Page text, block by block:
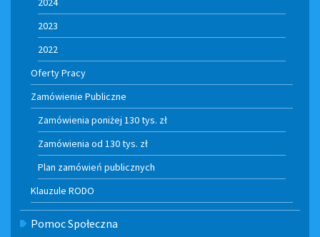
2023
2022
Oferty Pracy
Zamówienie Publiczne
Zamówienia poniżej 130 tys. zł
Zamówienia od 130 tys. zł
Plan zamówień publicznych
Klauzule RODO
Pomoc Społeczna